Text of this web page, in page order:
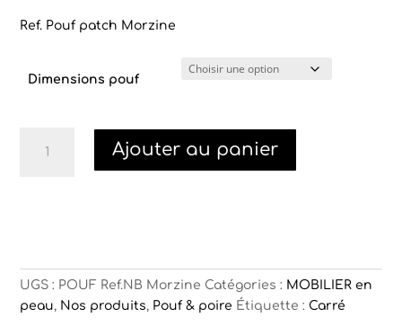
Ref. Pouf patch Morzine
Dimensions pouf
Ajouter au panier
UGS : POUF Ref.NB Morzine Catégories : MOBILIER en
peau, Nos produits, Pouf & poire Étiquette :Carré